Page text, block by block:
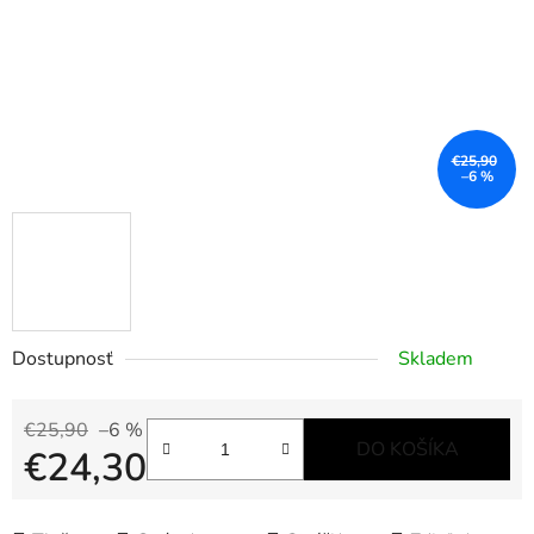
Dostupnosť Skladem
€25,90 –6 %
€24,30 DO KOŠÍKA
€25,90
–6 %